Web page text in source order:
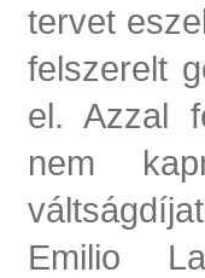
tervet
felszerelt
el. Azzal
nem
Emilio